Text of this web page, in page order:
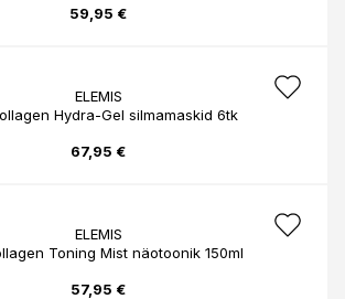
59,95 €
ELEMIS
Hydra-Gel silmamaskid 6tk
67,95 €
ELEMIS
Toning Mist näotoonik 150ml
57,95 €